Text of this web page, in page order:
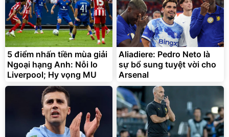
5 điểm nhấn tiền mùa giải
Ngoại hạng Anh: Nỗi lo
Liverpool; Hy vọng MU
Aliadiere: Pedro Neto là
sự bổ sung tuyệt vời cho
Arsenal